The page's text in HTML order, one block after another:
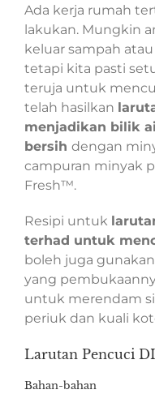
Ada kerja rumah
lakukan. Mungkin
keluar sampah
tetapi kita pasti
teruja untuk
telah hasilkan
menjadikan bilik
bersih dengan
campuran minyak
Fresh™.
Resipi untuk
terhad untuk
boleh juga
yang
untuk merendam
periuk dan kuali
Larutan Pencuci
Bahan-bahan